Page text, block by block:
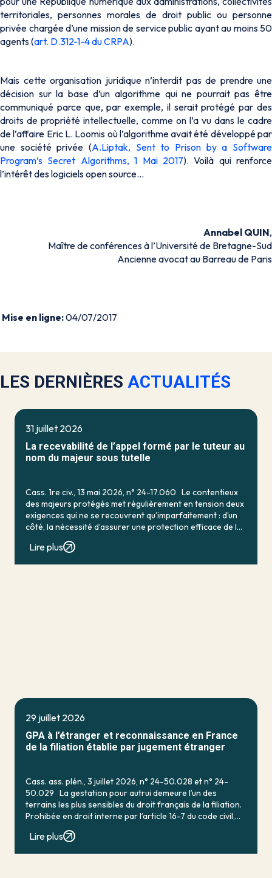
territoriales, personnes morales de droit public ou personne
privée chargée d’une mission de service public ayant au moins 50
agents (art. D.312-1-4 du CRPA).
Mais cette organisation juridique n’interdit pas de prendre une
décision sur la base d’un algorithme qui ne pourrait pas être
communiqué parce que, par exemple, il serait protégé par des
droits de propriété intellectuelle, comme on l’a vu dans le cadre
de l’affaire Eric L. Loomis où l’algorithme avait été développé par
une société privée (A.Liptak, Sent to Prison by a Software
Program’s Secret Algorithms, 1 Mai 2017). Voilà qui renforce
l’intérêt des logicielsopen source…
Annabel QUIN,
Maître de conférences à l’Université de Bretagne-Sud
Ancienne avocat au Barreau de Paris
Mise en ligne:04/07/2017
LES DERNIÈRES ACTUALITÉS
31 juillet 2026
La recevabilité de l’appel formé par le tuteur au
nom du majeur sous tutelle
Cass. 1re civ., 13 mai 2026, n° 24-17.060 Le contentieux
des majeurs protégés met régulièrement en tension deux
exigences qui ne se recouvrent qu’imparfaitement : d’un
côté, la nécessité d’assurer une protection efficace de la
personne vulnérable ; de […]
Lire plus
29 juillet 2026
GPA à l’étranger et reconnaissance en France
de la filiation établie par jugement étranger
Cass. ass. plén., 3 juillet 2026, n° 24-50.028 et n° 24-
50.029 La gestation pour autrui demeure l’un des
terrains les plus sensibles du droit français de la filiation.
Prohibée en droit interne par l’article 16-7 du code civil,
Lire plus